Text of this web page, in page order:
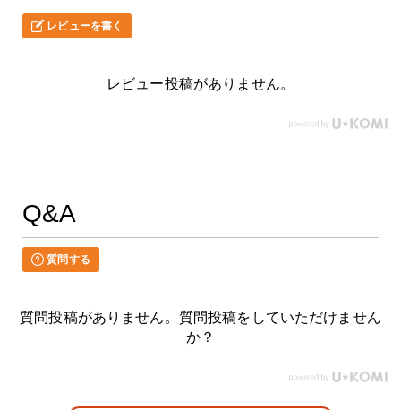
レビューを書く
レビュー投稿がありません。
Q&A
質問する
質問投稿がありません。質問投稿をしていただけません
か？